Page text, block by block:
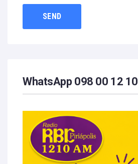
WhatsApp 098 00 12 10